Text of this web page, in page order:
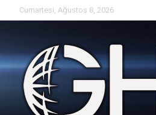
to
Cumartesi, Ağustos 8, 2026